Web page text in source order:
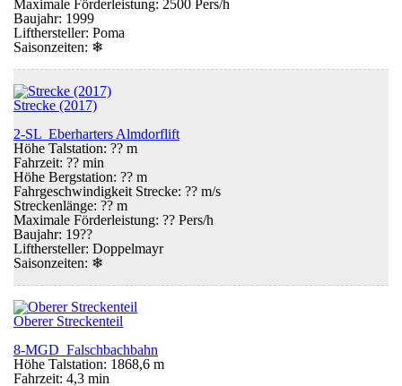
Maximale Förderleistung: 2500 Pers/h
Baujahr: 1999
Lifthersteller: Poma
Saisonzeiten: ❄
Strecke (2017)
2-SL Eberharters Almdorflift
Höhe Talstation: ?? m
Fahrzeit: ?? min
Höhe Bergstation: ?? m
Fahrgeschwindigkeit Strecke: ?? m/s
Streckenlänge: ?? m
Maximale Förderleistung: ?? Pers/h
Baujahr: 19??
Lifthersteller: Doppelmayr
Saisonzeiten: ❄
Oberer Streckenteil
8-MGD Falschbachbahn
Höhe Talstation: 1868,6 m
Fahrzeit: 4,3 min